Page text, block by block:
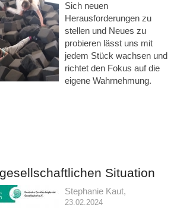
Sich neuen
Herausforderungen zu
stellen und Neues zu
probieren lässt uns mit
jedem Stück wachsen und
richtet den Fokus auf die
eigene Wahrnehmung.
Situation
Stephanie Kaut,
23.02.2024